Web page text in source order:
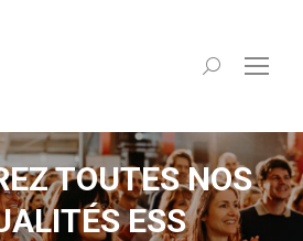
Recherche
TOUTES NOS
ESS